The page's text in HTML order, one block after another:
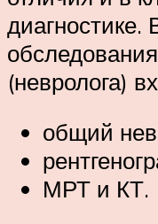
диагностике.
(невролога)
общий
МРТ и КТ.